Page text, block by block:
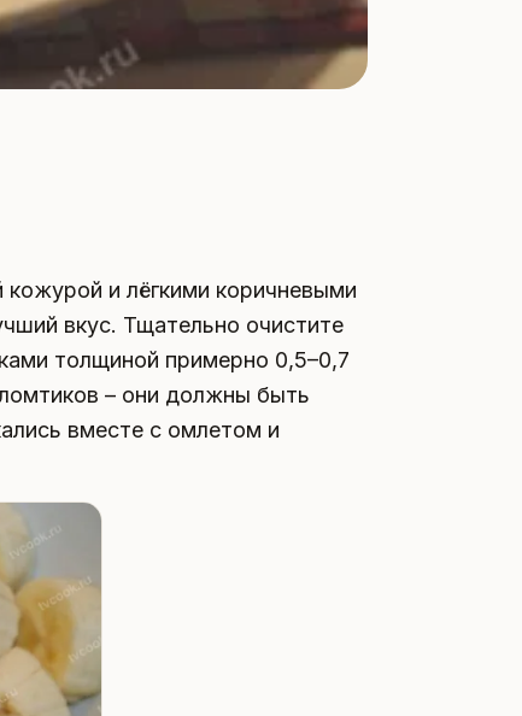
и лёгкими коричневыми
вкус. Тщательно очистите
толщиной примерно 0,5–0,7
– они должны быть
вместе с омлетом и